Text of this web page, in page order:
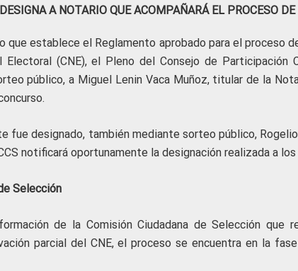
A NOTARIO QUE ACOMPAÑARÁ EL PROCESO
que establece el Reglamento aprobado para el proceso
Electoral (CNE), el Pleno del Consejo de Participación
público, a Miguel Lenin Vaca Muñoz, titular de la
fue designado, también mediante sorteo público,
notificará oportunamente la designación realizada a
Selección
de la Comisión Ciudadana de Selección que
parcial del CNE, el proceso se encuentra en la